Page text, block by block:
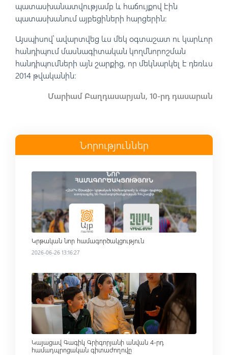
պատասխանատվությամբ և հաճույքով էին
պատասխանում այբեցիների հարցերին։
Այսպիսով՝ ավարտվեց ևս մեկ օգտաշատ ու կարևոր
հանդիպում մասնագիտական կողմնորոշման
հանդիպումների այն շարքից, որ մեկնարկել է դեռևս
2014 թվականին։
Մարիամ Բաղդասարյան, 10-րդ դասարան
Նորություններ
Read more
Կրթական նոր համագործակցություն
2026-06-26 13:16:27
Read more
Կայացավ Գագիկ Գրիգորյանի անվան 4-րդ
համադպրոցական գիտաժողովը